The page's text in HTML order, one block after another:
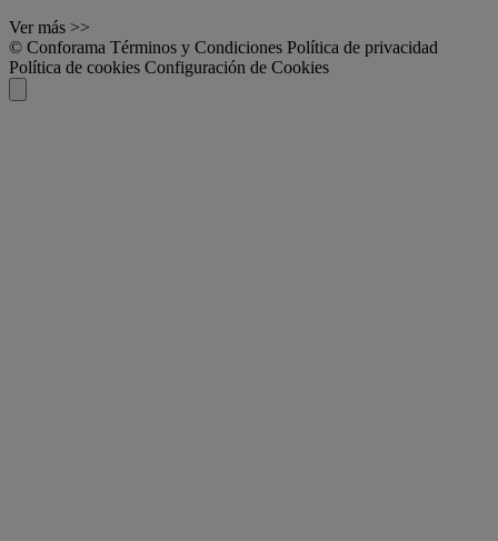
Ver más >>
© Conforama Términos y Condiciones Política de privacidad
Política de cookies Configuración de Cookies